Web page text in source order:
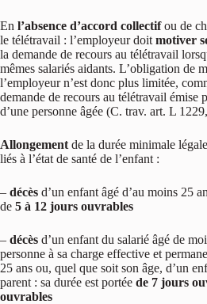
En l’absence d’accord collectifou de
le télétravail : l’employeur doit motiver
la demande de recours au télétravail
mêmes salariés aidants. L’obligation de
l’employeur n’est donc plus limitée,
demande de recours au télétravail émise
d’une personne âgée (C. trav. art. L
Allongement de la durée minimale
liés à l’état de santé de l’enfant :
– décès d’un enfant âgé d’au moins 25
de 5 à 12 jours ouvrables
– décès d’un enfant du salarié âgé de
personne à sa charge effective et
25 ans ou, quel que soit son âge, d’un
parent : sa durée est portée de 7 jours
ouvrables